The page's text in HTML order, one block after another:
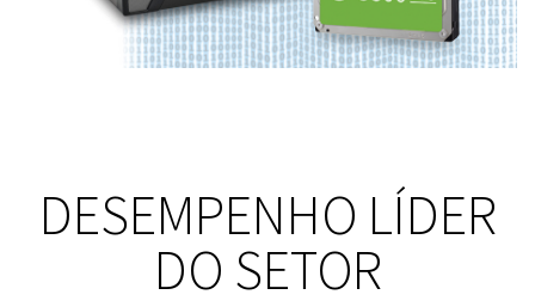
DESEMPENHO LÍDER
DO SETOR